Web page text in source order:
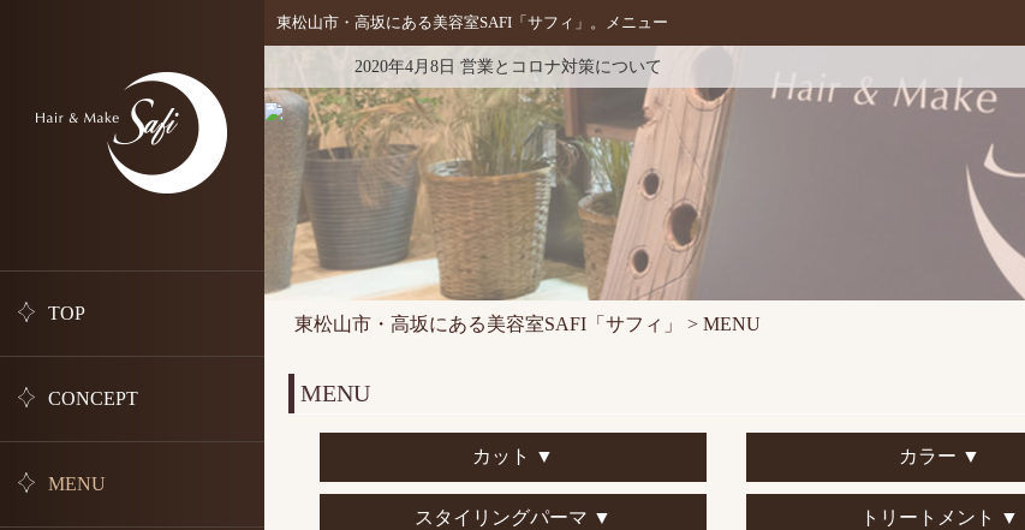
TOP
CONCEPT
MENU
東松山市・高坂にある美容室SAFI「サフィ」。メニュー
新着情
報
2020年4月8日 営業とコロナ対策について
東松山市・高坂にある美容室SAFI「サフィ」 > MENU
MENU
カット ▼ カラー ▼
スタイリングパーマ ▼ トリートメント ▼